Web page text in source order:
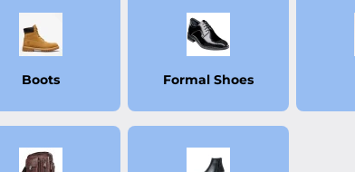
Boots Formal Shoes